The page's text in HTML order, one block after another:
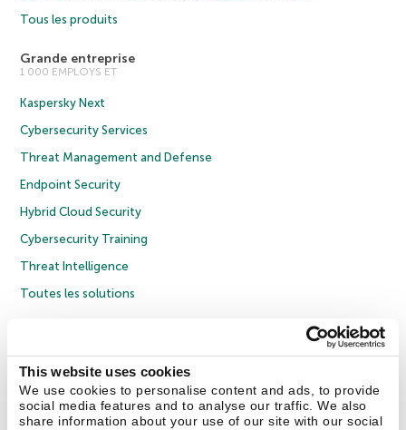
This website uses cookies
We use cookies to personalise content and ads, to provide
social media features and to analyse our traffic. We also
share information about your use of our site with our social
Tous les produits
Grande entreprise
1 000 EMPLOYS ET
Kaspersky Next
Cybersecurity Services
Threat Management and Defense
Endpoint Security
Hybrid Cloud Security
Cybersecurity Training
Threat Intelligence
Toutes les solutions
Politique de confidentialité
Politique anticorruption
Contrat de licence grand public
Contrat de licence entreprises
Cookies
Nous contacter À propos Partenaires Blog Communiqués de presse